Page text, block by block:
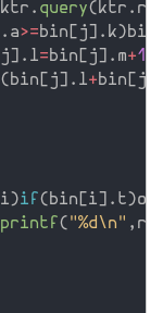
ktr . query(ktr .
. a>=bin [ j] . k)bin
j] . l=bin [ j] . m+1
(bin [ j] . l+bin [ j
i)if (bin [i] . t)
printf ( "%d\n" ,